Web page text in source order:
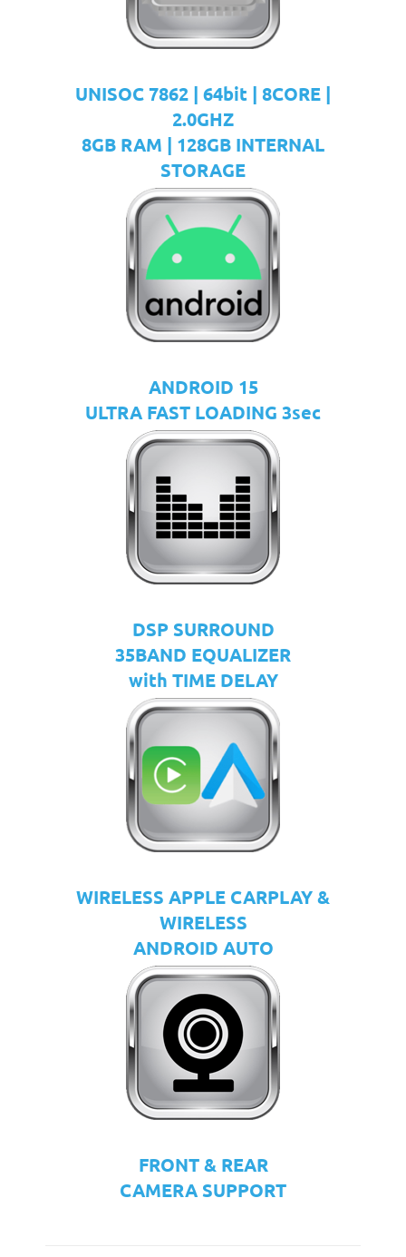
UNISOC 7862 | 64bit | 8CORE |
2.0GHZ
8GB RAM | 128GB INTERNAL
STORAGE
ANDROID 15
ULTRA FAST LOADING 3sec
DSP SURROUND
35BAND EQUALIZER
with TIME DELAY
WIRELESS APPLE CARPLAY &
WIRELESS
ANDROID AUTO
FRONT & REAR
CAMERA SUPPORT